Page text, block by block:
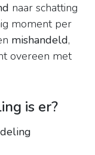
naar schatting
moment per
mishandeld,
overeen met
is er?